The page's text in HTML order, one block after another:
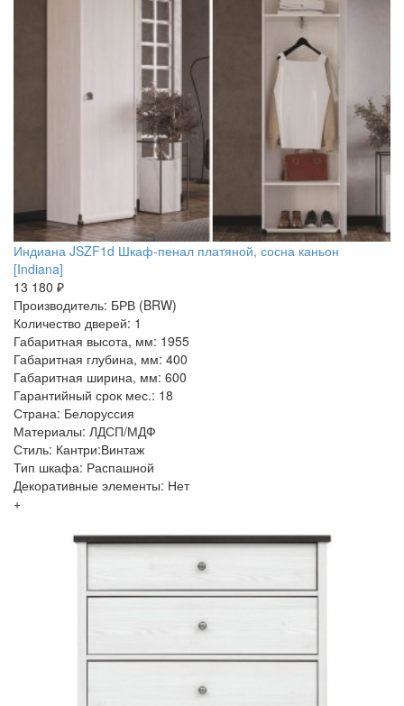
Индиана JSZF1d Шкаф-пенал платяной, сосна каньон
[Indiana]
13 180 ₽
Производитель: БРВ (BRW)
Количество дверей: 1
Габаритная высота, мм: 1955
Габаритная глубина, мм: 400
Габаритная ширина, мм: 600
Гарантийный срок мес.: 18
Страна: Белоруссия
Материалы: ЛДСП/МДФ
Стиль: Кантри:Винтаж
Тип шкафа: Распашной
Декоративные элементы: Нет
+